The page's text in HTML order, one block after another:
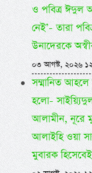
ও পবিত্র ঈদুল
নেই’- তারা
উনাদেরকে
০৩ আগস্ট, ২০২৬
সম্মানিত আহলে
হলো-
আলামীন, নূরে
আলাইহি ওয়া
মুবারক হিসেবেই